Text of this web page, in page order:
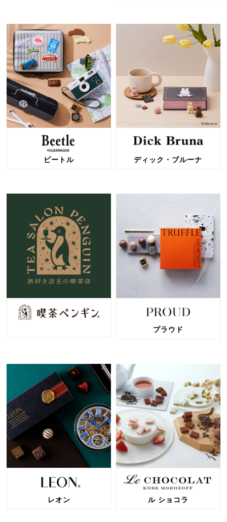
ビートル ディック・ブルーナ
プラウド
レオン ル ショコラ